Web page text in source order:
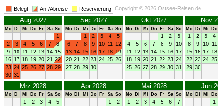
Belegt An-/Abreise Reservierung Copyright © 2026 Ostsee-Reisen.de
Aug 2027
Mo Di Mi Do Fr Sa So
1
2
3 4 5 6 7
8
9
10 11 12 13 14 15
16 17 18 19 20 21 22
23 24 25 26 27 28 29
30 31
Sep 2027
Mo Di Mi Do Fr Sa So
1 2 3 4
5
6
7 8 9 10 11
12
13 14 15 16 17 18 19
20 21 22 23 24 25 26
27 28 29 30
Okt 2027
Mo Di Mi Do Fr Sa So
1 2
3
4
5 6 7 8 9
10
11
12 13 14 15 16 17
18 19 20 21 22 23 24
25 26 27 28 29 30 31
Nov
Mo Di Mi Do
1 2 3
4
8
9 10 11
15 16 17 18
22 23 24 25
29 30
Mrz 2028
Mo Di Mi Do Fr Sa So
1 2 3 4
5
Apr 2028
Mo Di Mi Do Fr Sa So
1
2
Mai 2028
Mo Di Mi Do Fr Sa So
1 2 3 4 5 6
7
Jun
Mo Di Mi Do
1